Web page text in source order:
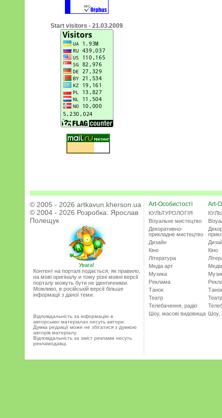
Start visitors - 21.03.2009
© 2005 - 2026 artkavun.kherson.ua
© 2004 - 2026 Розробка: Ярослав
Полещук
Увага!
Контент на порталі подається, як правило,
на мові оригіналу и тому різні мовні версії
порталу можуть бути не ідентичними.
Можливо, в російській версії більше
інформації з даної теми.
Відповідальність за інформацію в
авторських матеріалах несуть автори.
Думка редакції може не збігатися з думкою
авторів матеріалу.
Відповідальність за зміст реклами несуть
рекламодавці.
Art-Особистості
КУЛЬТУРОЛОГІЯ
Візуальне мистецтво
Декоративно-
прикладне мистецтво
Дизайн
Кіно
Література
Медіа арт
Музика
Реклама
Танок
Театр
Телебачення, радіо
Шоу, масові видовища
Art-
Кіно
Театр
Шоу,